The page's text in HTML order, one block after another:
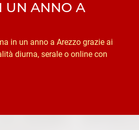
UN ANNO A
in un anno a Arezzo grazie ai
diurna, serale o online con